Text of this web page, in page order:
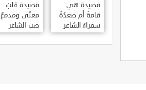
قصيدة هي
قامةُ أم صعدُةُ
سمراءُ الشاعر
سيف الدين
المشد
قصيدة قلبٌ
معنّى ومدمعٌ
صب الشاعر
سيف الدين
المشد